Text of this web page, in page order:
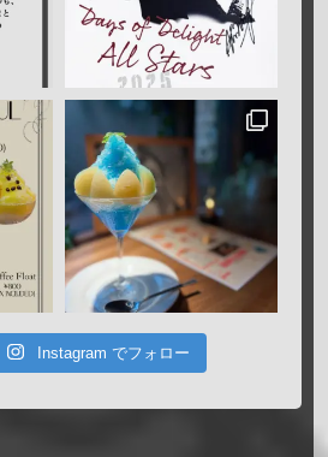
Instagram でフォロー